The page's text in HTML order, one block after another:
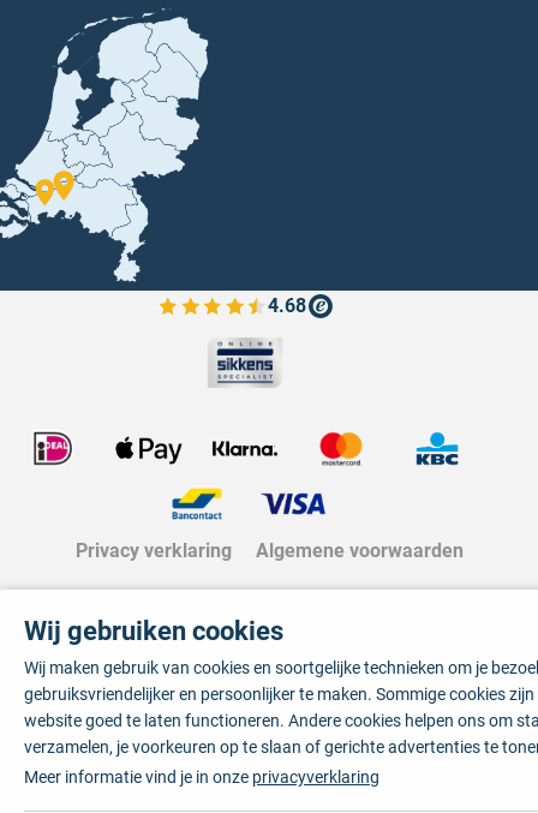
4.68
Bekijk de verfplaza beoordelingen
Privacy verklaring Algemene voorwaarden
Wij gebruiken cookies
Wij maken gebruik van cookies en soortgelijke technieken om je
gebruiksvriendelijker en persoonlijker te maken. Sommige cookies
website goed te laten functioneren. Andere cookies helpen ons om
verzamelen, je voorkeuren op te slaan of gerichte advertenties te
Meer informatie vind je in onze privacyverklaring